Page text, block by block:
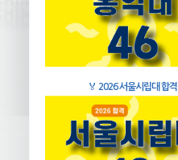
🏅 2026 서울시립대 합격